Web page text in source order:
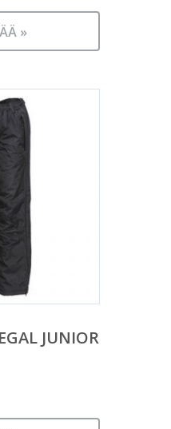
»
JUNIOR